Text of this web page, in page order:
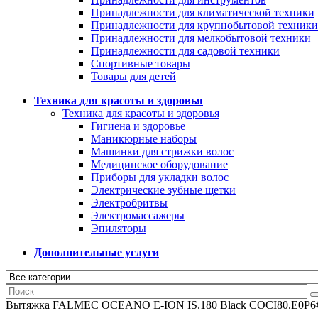
Принадлежности для климатической техники
Принадлежности для крупнобытовой техники
Принадлежности для мелкобытовой техники
Принадлежности для садовой техники
Спортивные товары
Товары для детей
Техника для красоты и здоровья
Техника для красоты и здоровья
Гигиена и здоровье
Маникюрные наборы
Машинки для стрижки волос
Медицинское оборудование
Приборы для укладки волос
Электрические зубные щетки
Электробритвы
Электромассажеры
Эпиляторы
Дополнительные услуги
Вытяжка FALMEC OCEANO E-ION IS.180 Black